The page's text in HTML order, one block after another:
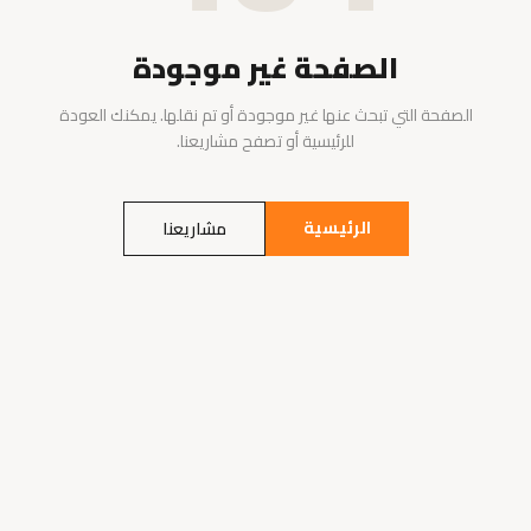
الصفحة غير موجودة
الصفحة التي تبحث عنها غير موجودة أو تم نقلها. يمكنك العودة
للرئيسية أو تصفح مشاريعنا.
الرئيسية مشاريعنا